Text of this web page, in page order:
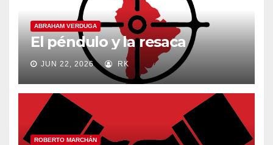
ABRAHAM VERDUGA
El péndulo y la resaca
JUN 22, 2026 RK
ROBERTO MARCHÁN